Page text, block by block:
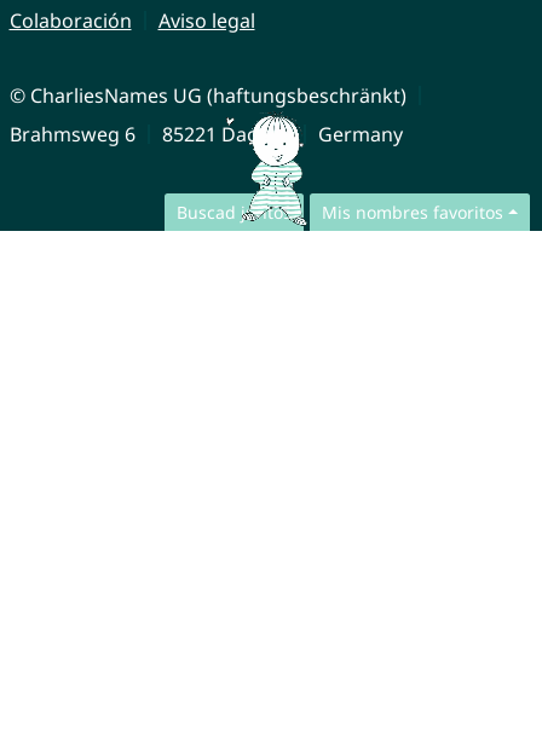
Buscad juntos Mis nombres favoritos
Colaboración
Aviso legal
© CharliesNames UG (haftungsbeschränkt)
Brahmsweg 6
85221 Dachau Germany